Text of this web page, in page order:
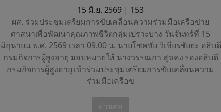
15 มิ.ย. 2569 | 153
ผส. ร่วมประชุมเตรียมการขับเคลื่อนความร่วมมือเครือข่าย
ศาสนาเพื่อพัฒนาคุณภาพชีวิตกลุ่มเปราะบาง วันจันทร์ที่ 15
มิถุนายน พ.ศ. 2569 เวลา 09.00 น. นายโชคชัย วิเชียรชัยยะ อธิบดี
กรมกิจการผู้สูงอายุ มอบหมายให้ นางวรรณภา สุขคง รองอธิบดี
กรมกิจการผู้สูงอายุ เข้าร่วมประชุมเตรียมการขับเคลื่อนความ
ร่วมมือเครือข
อ่านต่อ